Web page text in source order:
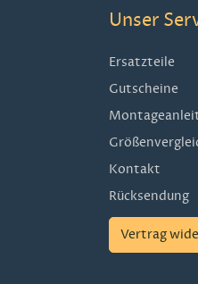
Unser
Ersatzteile
Gutscheine
Kontakt
Rücksendung
Vertrag